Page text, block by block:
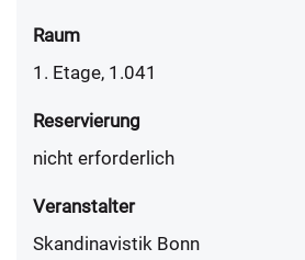
Raum
1. Etage, 1.041
Reservierung
nicht erforderlich
Veranstalter
Skandinavistik Bonn